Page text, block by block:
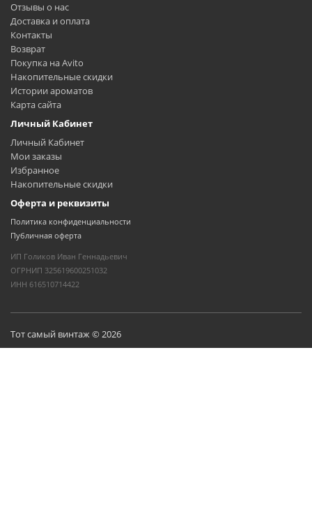
Отзывы о нас
Доставка и оплата
Контакты
Возврат
Покупка на Avito
Накопительные скидки
Истории ароматов
Карта сайта
Личный Кабинет
Личный Кабинет
Мои заказы
Избранное
Накопительные скидки
Оферта и реквизиты
Политика конфиденциальности
Публичная оферта
ИП Голиков Иван Геннадьевич
ОГРНИП 325619600251032
ИНН 616510714422
Тот самый винтаж © 2026